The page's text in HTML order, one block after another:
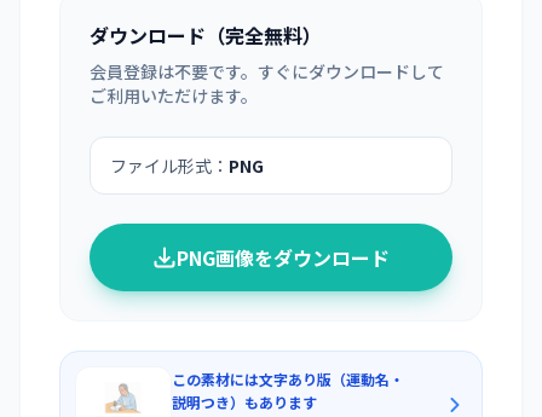
ダウンロード（完全無料）
会員登録は不要です。すぐにダウンロードして
ご利用いただけます。
ファイル形式： PNG
PNG画像をダウンロード
この素材には文字あり版（運動名・
説明つき）もあります